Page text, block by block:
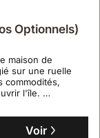
Optionnels)
maison de
sur une ruelle
commodités,
l'île.
2 chambres,
une cabane
explorer les
Voir